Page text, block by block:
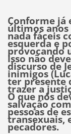
Conforme já
últimos
nada fáceis
esquerda e
provocando
isso não
discurso de
inimigos
ter presente
trazer a
O que nós
salvação
pessoas de
transexuais,
pecadores.